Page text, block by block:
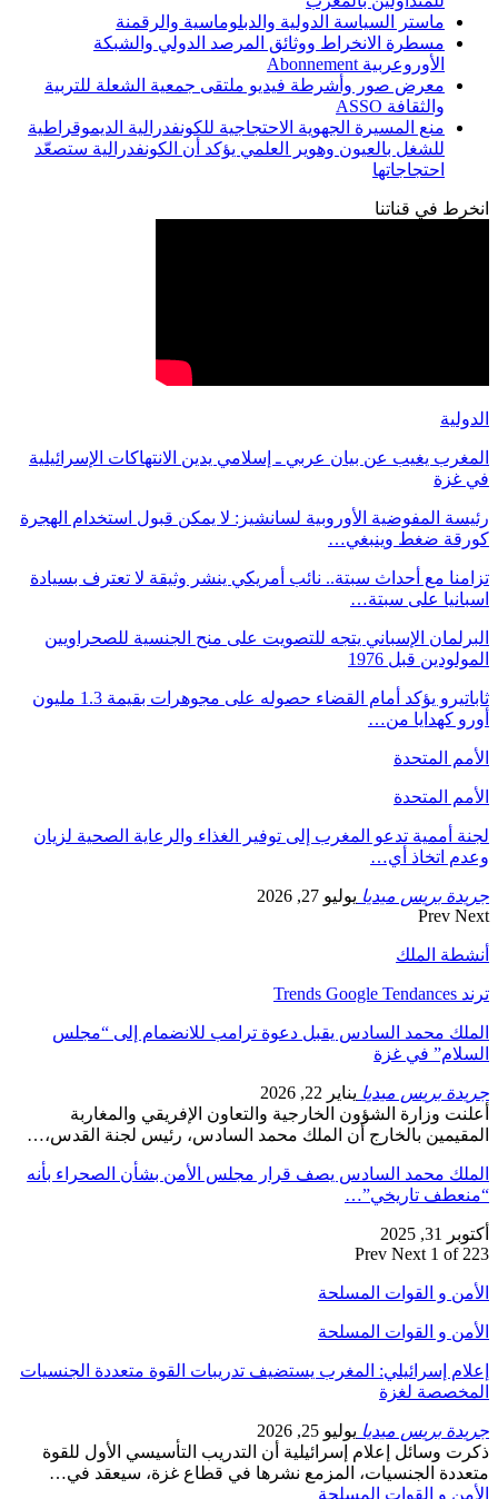
ماستر السياسة الدولية والدبلوماسية والرقمنة
مسطرة الانخراط ووثائق المرصد الدولي والشبكة
الأوروعربية Abonnement
معرض صور وأشرطة فيديو ملتقى جمعية الشعلة للتربية
والثقافة ASSO
منع المسيرة الجهوية الاحتجاجية للكونفدرالية الديموقراطية
للشغل بالعيون وهوير العلمي يؤكد أن الكونفدرالية ستصعّد
احتجاجاتها
انخرط في قناتنا
الدولية
المغرب يغيب عن بيان عربي ـ إسلامي يدين الانتهاكات الإسرائيلية
في غزة
رئيسة المفوضية الأوروبية لسانشيز: لا يمكن قبول استخدام الهجرة
كورقة ضغط وينبغي…
تزامنا مع أحداث سبتة.. نائب أمريكي ينشر وثيقة لا تعترف بسيادة
اسبانيا على سبتة…
البرلمان الإسباني يتجه للتصويت على منح الجنسية للصحراويين
المولودين قبل 1976
ثاباتيرو يؤكد أمام القضاء حصوله على مجوهرات بقيمة 1.3 مليون
أورو كهدايا من…
الأمم المتحدة
الأمم المتحدة
لجنة أممية تدعو المغرب إلى توفير الغذاء والرعاية الصحية لزيان
وعدم اتخاذ أي…
جريدة بريس ميديا يوليو 27, 2026
Prev Next
أنشطة الملك
ترند Trends Google Tendances
الملك محمد السادس يقبل دعوة ترامب للانضمام إلى “مجلس
السلام” في غزة
جريدة بريس ميديا يناير 22, 2026
أعلنت وزارة الشؤون الخارجية والتعاون الإفريقي والمغاربة
المقيمين بالخارج أن الملك محمد السادس، رئيس لجنة القدس،…
الملك محمد السادس يصف قرار مجلس الأمن بشأن الصحراء بأنه
“منعطف تاريخي”…
أكتوبر 31, 2025
Prev Next 1 of 223
الأمن و القوات المسلحة
الأمن و القوات المسلحة
إعلام إسرائيلي: المغرب يستضيف تدريبات القوة متعددة الجنسيات
المخصصة لغزة
جريدة بريس ميديا يوليو 25, 2026
ذكرت وسائل إعلام إسرائيلية أن التدريب التأسيسي الأول للقوة
متعددة الجنسيات، المزمع نشرها في قطاع غزة، سيعقد في…
الأمن و القوات المسلحة